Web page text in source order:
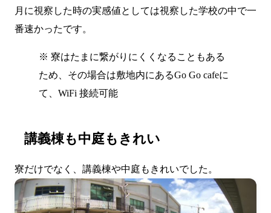
月に視察した時の実感値としては視察した学校の中で一
番速かったです。
※ 寮はたまに繋がりにくくなることもある
ため、その場合は敷地内にあるGo Go cafeに
て、WiFi 接続可能
講義棟も中庭もきれい
寮だけでなく、講義棟や中庭もきれいでした。